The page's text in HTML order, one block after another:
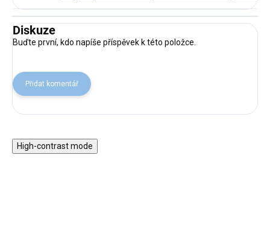
Diskuze
Buďte první, kdo napíše příspěvek k této položce.
Přidat komentář
High-contrast mode